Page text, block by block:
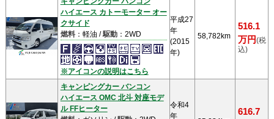
ハイエース カトーモーター オー
クサイド
燃料：軽油 /駆動：2WD
※アイコンの説明はこちら
平成27
年
(2015
年)
58,782km
516.1
万円(税
込)
キャンピングカー バンコン
ハイエース OMC 北斗 対座モデ
ル FFヒーター
令和4
年
616.7